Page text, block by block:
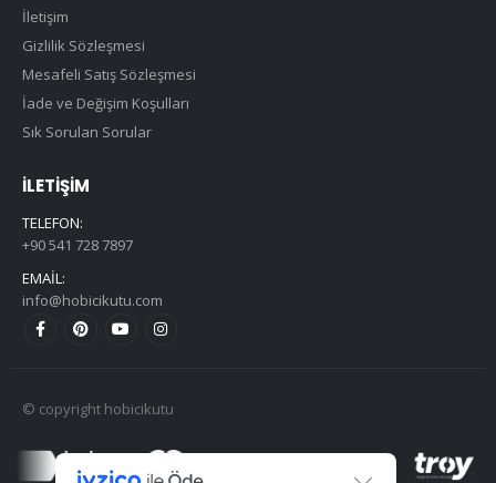
İletişim
Gizlilik Sözleşmesi
Mesafeli Satış Sözleşmesi
İade ve Değişim Koşulları
Sık Sorulan Sorular
İLETIŞIM
TELEFON:
+90 541 728 7897
EMAIL:
info@hobicikutu.com
© copyright hobicikutu